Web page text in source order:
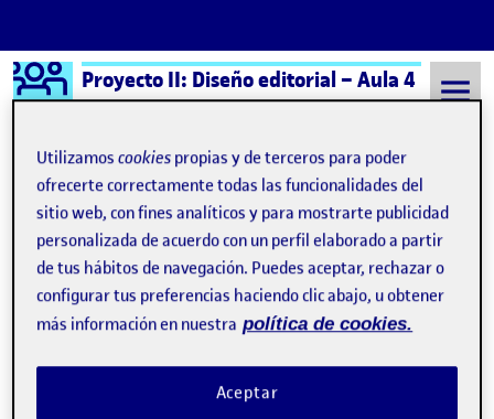
Saltar al contenido
Logo Ágora
Proyecto II: Diseño editorial – Aula 4
Semestre 20231 - Aula 4 8 Septiembre, 2021
8 Septiembre, 2021
¡Bienvenidos y bienvenidas!
Publicado por
Folio
Fecha de publicación15 septiembre, 2022 3:41 pm
Utilizamoscookies propias y de terceros para poder
ofrecerte correctamente todas las funcionalidades del
sitio web, con fines analíticos y para mostrarte publicidad
personalizada de acuerdo con un perfil elaborado a partir
de tus hábitos de navegación. Puedes aceptar, rechazar o
configurar tus preferencias haciendo clic abajo, u obtener
más información en nuestra política de cookies.
Aceptar